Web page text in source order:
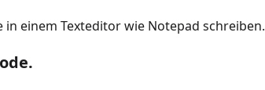
in einem Texteditor wie Notepad schreiben.